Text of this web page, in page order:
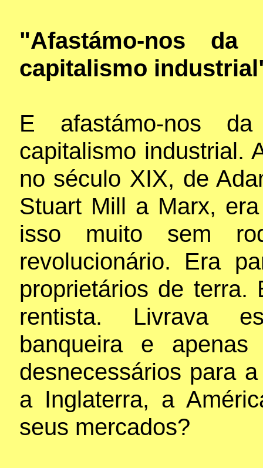
"Afastámo-nos
capitalismo
E afastámo-nos
capitalismo industrial.
no século XIX, de
Stuart Mill a Marx,
isso muito sem
revolucionário. Era
proprietários de
rentista. Livrava
banqueira e
desnecessários para
a Inglaterra, a
seus mercados?